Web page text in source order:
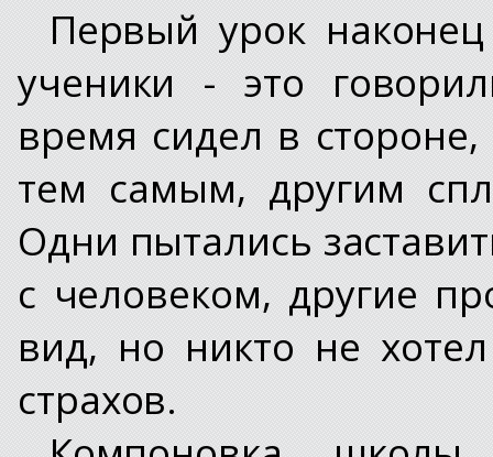
Первый урок
ученики - это
время сидел в
тем самым, другим
Одни пытались
с человеком, другие
вид, но никто не
страхов.